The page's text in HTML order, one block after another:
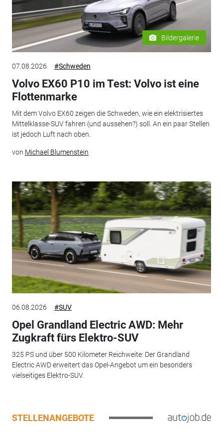
Bildergalerie
07.08.2026 #Schweden
Volvo EX60 P10 im Test: Volvo ist eine
Flottenmarke
Mit dem Volvo EX60 zeigen die Schweden, wie ein elektrisiertes
Mittelklasse-SUV fahren (und aussehen?) soll. An ein paar Stellen
ist jedoch Luft nach oben.
von Michael Blumenstein
06.08.2026 #SUV
Opel Grandland Electric AWD: Mehr
Zugkraft fürs Elektro-SUV
325 PS und über 500 Kilometer Reichweite: Der Grandland
Electric AWD erweitert das Opel-Angebot um ein besonders
vielseitiges Elektro-SUV.
STELLENANGEBOTE